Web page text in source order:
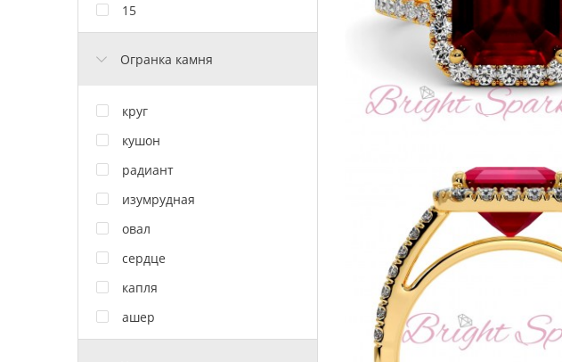
15
Огранка камня
круг
кушон
радиант
изумрудная
овал
сердце
капля
ашер